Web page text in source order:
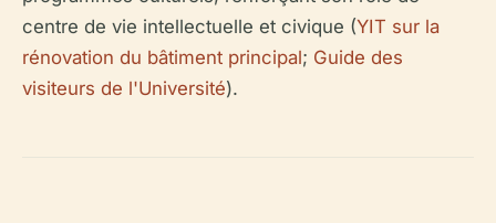
centre de vie intellectuelle et civique (YIT sur la
rénovation du bâtiment principal; Guide des
visiteurs de l'Université).